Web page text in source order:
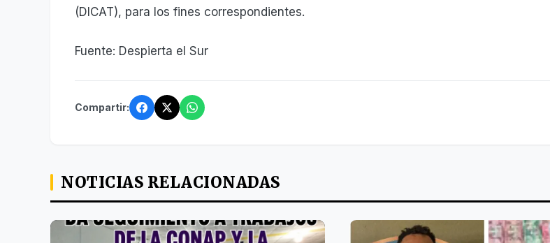
(DICAT), para los fines correspondientes.
Fuente: Despierta el Sur
Compartir:
NOTICIAS RELACIONADAS